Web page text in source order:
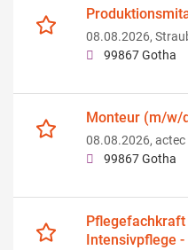
08.08.2026,
99867 Gotha
Monteur (m/w/
08.08.2026, actec
99867 Gotha
Intensivpflege -